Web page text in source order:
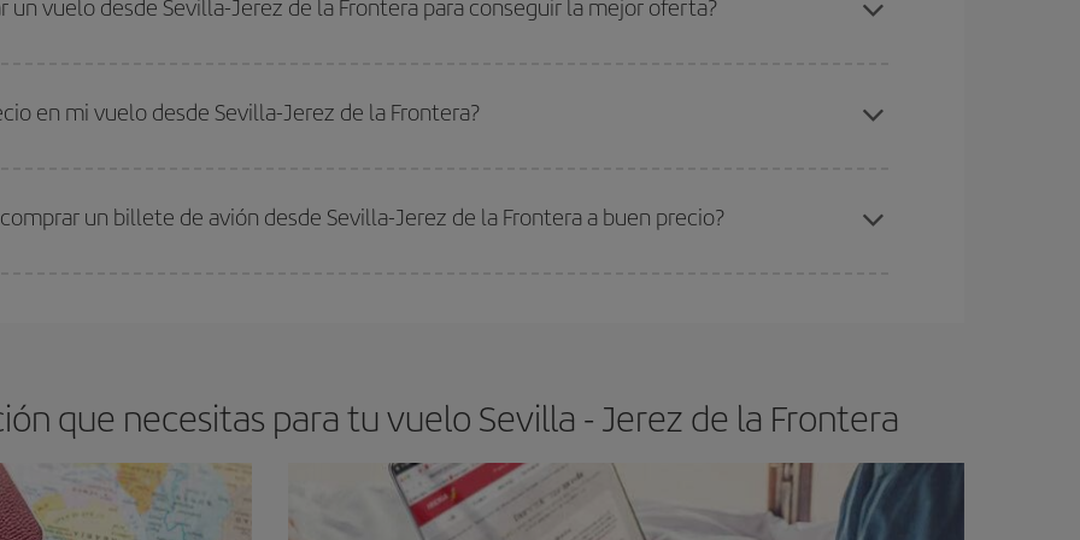
un vuelo desde Sevilla-Jerez de la Frontera para conseguir la mejor oferta?
con antelación es
fundamental para conseguir vuelos baratos a Sevilla-Jerez de la Frontera-dest
en mi vuelo desde Sevilla-Jerez de la Frontera?
un billete de avión desde Sevilla-Jerez de la Frontera a buen precio?
que necesitas para tu vuelo Sevilla - Jerez de la Frontera